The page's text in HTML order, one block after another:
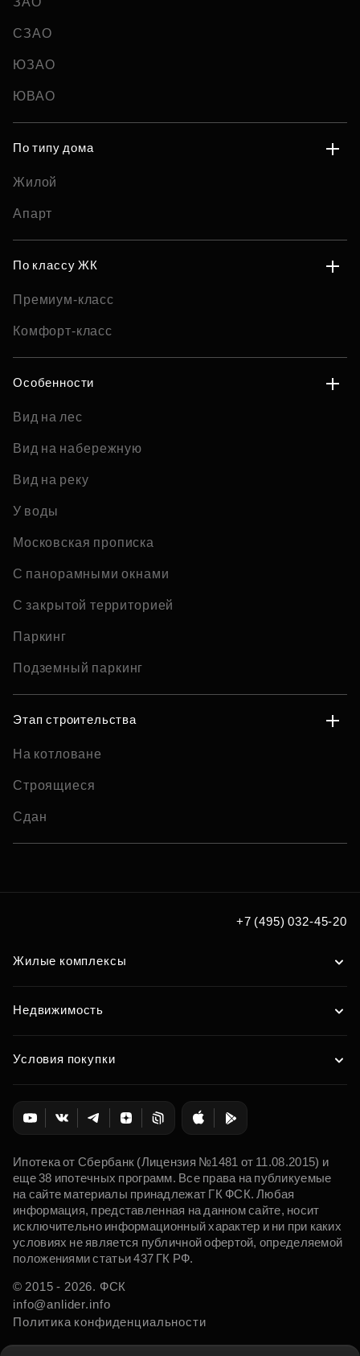
СЗАО
ЮЗАО
ЮВАО
По типу дома
Жилой
Апарт
По классу ЖК
Премиум-класс
Комфорт-класс
Особенности
Вид на лес
Вид на набережную
Вид на реку
У воды
Московская прописка
С панорамными окнами
С закрытой территорией
Паркинг
Подземный паркинг
Этап строительства
На котловане
Строящиеся
Сдан
+7 (495) 032-45-20
Жилые комплексы
Недвижимость
Условия покупки
Ипотека от Сбербанк (Лицензия №1481 от 11.08.2015) и
еще 38 ипотечных программ. Все права на публикуемые
на сайте материалы принадлежат ГК ФСК. Любая
информация, представленная на данном сайте, носит
исключительно информационный характер и ни при каких
условиях не является публичной офертой, определяемой
положениями статьи 437 ГК РФ.
© 2015 - 2026. ФСК
info@anlider.info
Политика конфиденциальности